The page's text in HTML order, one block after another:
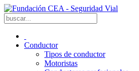
Conductor
Tipos de conductor
Motoristas